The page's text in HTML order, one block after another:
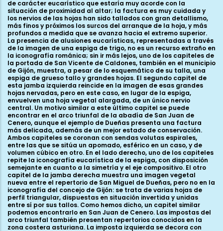
de carácter eucarístico que estaría muy acorde con la
situación de proximidad al altar; la factura es muy cuidada y
los nervios de las hojas han sido tallados con gran detallismo,
más finos y próximos los surcos del arranque de la hoja, y más
profundos a medida que se avanza hacia el extremo superior.
La presencia de alusiones eucarísticas, representadas a través
de la imagen de una espiga de trigo, no es un recurso extraño en
la iconografía románica; sin ir más lejos, uno de los capiteles de
la portada de San Vicente de Caldones, también en el municipio
de Gijón, muestra, a pesar de lo esquemático de su talla, una
espiga de grueso tallo y grandes hojas. El segundo capitel de
esta jamba izquierda reincide en la imagen de esas grandes
hojas nervadas, pero en este caso, en lugar de la espiga,
envuelven una hoja vegetal alargada, de un único nervio
central. Un motivo similar a este último capitel se puede
encontrar en el arco triunfal de la abadía de San Juan de
Cenero, aunque el ejemplo de Dueñas presenta una factura
más delicada, además de un mejor estado de conservación.
Ambos capiteles se coronan con sendas volutas espirales,
entre las que se sitúa un apomado, esférico en un caso, y de
volumen cúbico en otro. En el lado derecho, uno de los capiteles
repite la iconografía eucarística de la espiga, con disposición
semejante en cuanto a la simetría y el eje compositivo. El otro
capitel de la jamba derecha muestra una imagen vegetal
nueva entre el repertorio de San Miguel de Dueñas, pero no en la
iconografía del concejo de Gijón: se trata de varias hojas de
perfil triangular, dispuestas en situación invertida y unidas
entre sí por sus tallos. Como hemos dicho, un capitel similar
podemos encontrarlo en San Juan de Cenero. Las impostas del
arco triunfal también presentan repertorios conocidos en la
zona costera asturiana. La imposta izquierda se decora con